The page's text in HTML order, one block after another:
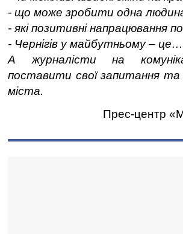
- що може зробити одна
- які позитивні напрацювання
- Чернігів у майбутньому – це…
А журналісти на
поставити свої запитання
міста.
Прес-центр